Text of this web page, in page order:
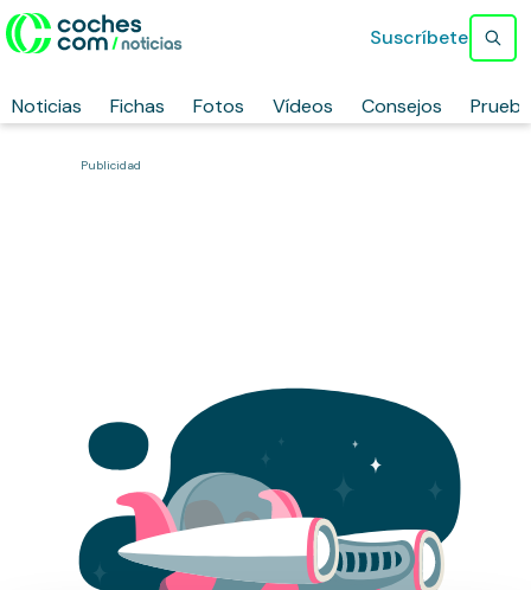
Noticias Fichas Fotos Vídeos Consejos
Suscríbete
Publicidad